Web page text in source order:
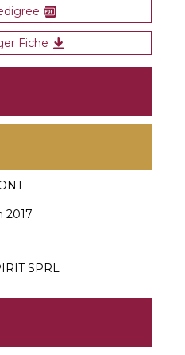
Fiche
2017
SPRL